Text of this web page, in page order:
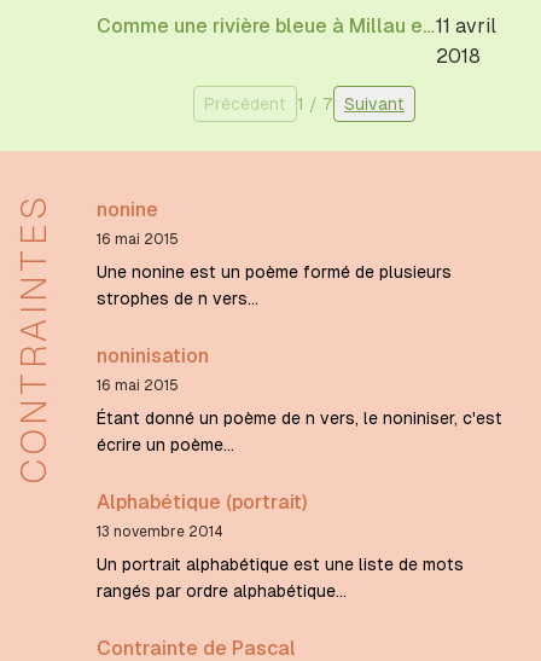
Comme une rivière bleue à Millau et à Saint-Affrique11 avril
2018
Précédent 1 / 7 Suivant
CONTRAINTES nonine
16 mai 2015
Une nonine est un poème formé de plusieurs
strophes de n vers...
noninisation
16 mai 2015
Étant donné un poème de n vers, le noniniser, c'est
écrire un poème...
Alphabétique (portrait)
13 novembre 2014
Un portrait alphabétique est une liste de mots
rangés par ordre alphabétique...
Contrainte de Pascal